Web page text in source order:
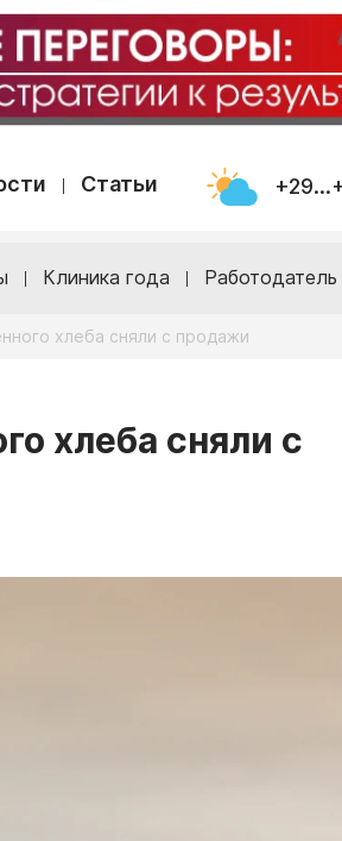
Статьи
Клиника года Работодатель
хлеба сняли с продажи
хлеба сняли с